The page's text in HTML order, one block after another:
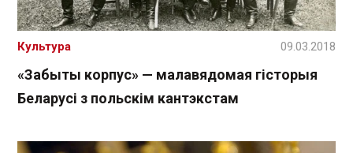
«Забыты корпус» — малавядомая гісторыя
Беларусі з польскім кантэкстам
Культура 09.03.2018